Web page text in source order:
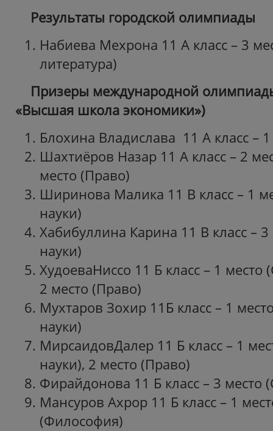
Результаты городской олимпиады
Набиева Мехрона 11 А класс – 3
литература)
Призеры международной
«Высшая школа экономики»)
Блохина Владислава 11 А класс –
Шахтиёров Назар 11 А класс – 2
место (Право)
Ширинова Малика 11 В класс – 1
науки)
Хабибуллина Карина 11 В класс –
науки)
ХудоеваНиссо 11 Б класс – 1
2 место (Право)
Мухтаров Зохир 11Б класс – 1
науки)
МирсаидовДалер 11 Б класс – 1
науки), 2 место (Право)
Фирайдонова 11 Б класс – 3 место
Мансуров Ахрор 11 Б класс – 1
(Философия)